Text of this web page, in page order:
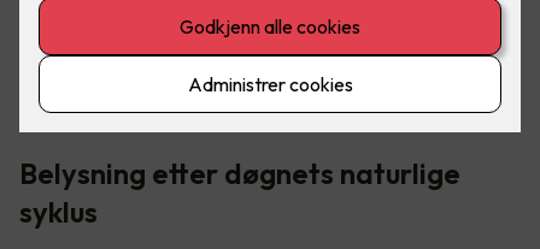
I norden har vi veldig varierende lysmengde - fra "polar
natt" til midnattssol. Det er her riktig belysning blir så
viktig, for å opprettholde riktig døgnrytme.
Belysning etter døgnets naturlige
syklus